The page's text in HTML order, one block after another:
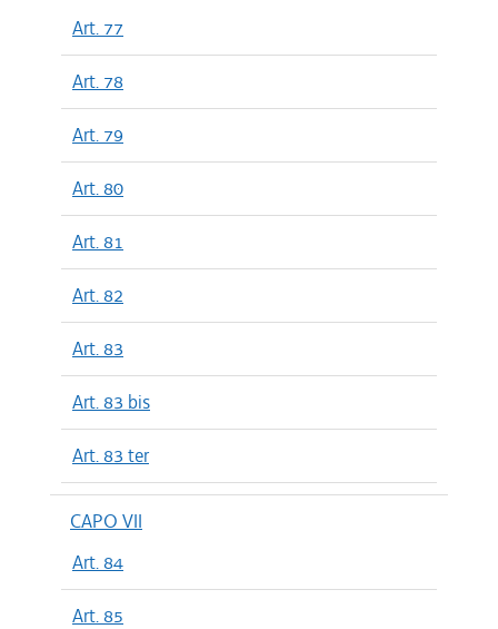
Art. 77
Art. 78
Art. 79
Art. 80
Art. 81
Art. 82
Art. 83
Art. 83 bis
Art. 83 ter
CAPO VII
Art. 84
Art. 85